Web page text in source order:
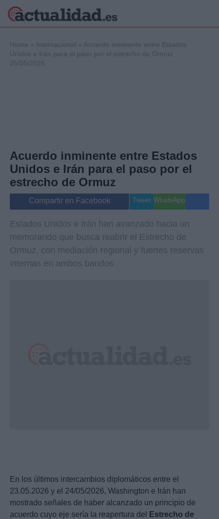
Internacional
Viajes
Gente
Musica
Home » Internacional » Acuerdo inminente entre Estados
Unidos e Irán para el paso por el estrecho de Ormuz
25/05/2026
Acuerdo inminente entre Estados
Unidos e Irán para el paso por el
estrecho de Ormuz
Compartir en Facebook Tweet WhatsApp
Estados Unidos e Irán han avanzado hacia un
memorando que busca reabrir el Estrecho de
Ormuz, con mediación regional y fuertes reservas
internas en ambos bandos
En los últimos intercambios diplomáticos entre el
23.05.2026 y el 24/05/2026, Washington e Irán han
mostrado señales de haber alcanzado un principio de
acuerdo cuyo eje sería la reapertura del
Estrecho de